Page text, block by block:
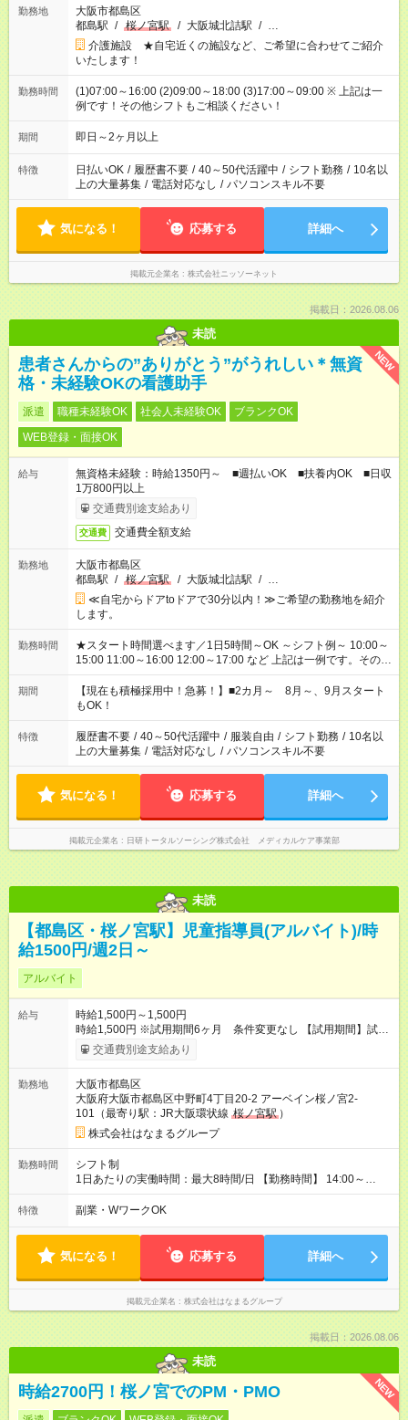
勤務地
大阪市都島区
都島駅 / 桜ノ宮駅 / 大阪城北詰駅 / …
介護施設 ★自宅近くの施設など、ご希望に合わせてご紹介
いたします！
勤務時間
(1)07:00～16:00 (2)09:00～18:00 (3)17:00～09:00 ※ 上記は一
例です！その他シフトもご相談ください！
期間 即日～2ヶ月以上
特徴 日払いOK / 履歴書不要 / 40～50代活躍中 / シフト勤務 / 10名以
上の大量募集 / 電話対応なし / パソコンスキル不要
気になる！ 応募する 詳細へ
掲載元企業名 株式会社ニッソーネット
掲載日：2026.08.06
未読
NEW
患者さんからの”ありがとう”がうれしい＊無資
格・未経験OKの看護助手
派遣 職種未経験OK 社会人未経験OK
ブランクOK
WEB登録・面接OK
給与
無資格未経験：時給1350円～ ■週払いOK ■扶養内OK ■日収
1万800円以上
交通費別途支給あり
交通費 交通費全額支給
勤務地
大阪市都島区
都島駅 / 桜ノ宮駅 / 大阪城北詰駅 / …
≪自宅からドアtoドアで30分以内！≫ご希望の勤務地を紹介
します。
勤務時間
★スタート時間選べます／1日5時間～OK ～シフト例～ 10:00～
15:00 11:00～16:00 12:00～17:00 など 上記は一例です。その他
シフトもご相談ください。 ※Wワークの場合当社と合わせて法
定労働時間が週40時間を超えなければOKです。
期間
【現在も積極採用中！急募！】■2カ月～ 8月～、9月スタート
もOK！
特徴 履歴書不要 / 40～50代活躍中 / 服装自由 / シフト勤務 / 10名以
上の大量募集 / 電話対応なし / パソコンスキル不要
気になる！ 応募する 詳細へ
掲載元企業名 日研トータルソーシング株式会社 メディカルケア事業部
未読
【都島区・桜ノ宮駅】児童指導員(アルバイト)/時
給1500円/週2日～
アルバイト
給与
時給1,500円～1,500円
時給1,500円 ※試用期間6ヶ月 条件変更なし 【試用期間】試用
期間あり 試用期間の長さ：6ヶ月 雇用形態、給与は本採用時と
同じです。
交通費別途支給あり
勤務地
大阪市都島区
大阪府大阪市都島区中野町4丁目20-2 アーベイン桜ノ宮2-
101（最寄り駅：JR大阪環状線 桜ノ宮駅 ）
株式会社はなまるグループ
勤務時間
シフト制
1日あたりの実働時間：最大8時間/日 【勤務時間】 14:00～
19:00の間で1日4時間以上 週2日～週5日で相談OK 週20時間未
満での勤務となります。 午後からの勤務なので、午前中の予定
を毎月提出していただくため、ライフスタイルに合わせて働け
ます。
特徴 副業・WワークOK
気になる！ 応募する 詳細へ
掲載元企業名 株式会社はなまるグループ
掲載日：2026.08.06
未読
NEW
時給2700円！桜ノ宮でのPM・PMO